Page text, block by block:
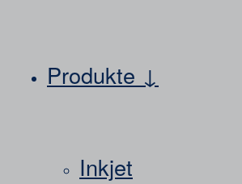
Produkte ↓
Inkjet